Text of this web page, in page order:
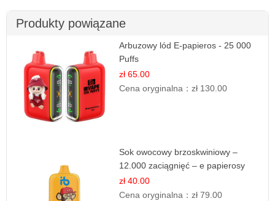
Produkty powiązane
Arbuzowy lód E-papieros - 25 000
Puffs
zł 65.00
Cena oryginalna：zł 130.00
Sok owocowy brzoskwiniowy –
12.000 zaciągnięć – e papierosy
jednorazowe
zł 40.00
Cena oryginalna：zł 79.00